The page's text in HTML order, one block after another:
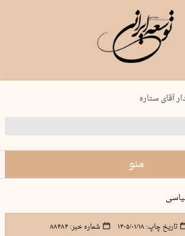
آقای ستاره
منو
تاریخ چاپ:۱۴۰۵/۰۱/۱۸ شماره خبر:۸۸۴۸۴